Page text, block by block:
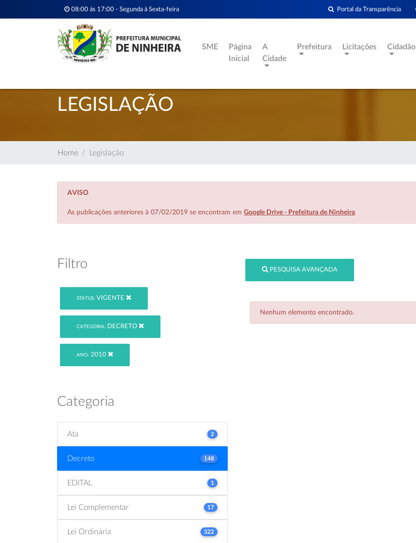
08:00 ás 17:00 - Segunda à Sexta-feira Portal da Transparência
SME
Página
Inicial
A
Cidade
Prefeitura Licitações Cidadão
LEGISLAÇÃO
Home Legislação
AVISO
As publicações anteriores à 07/02/2019 se encontram em Google Drive - Prefeitura de Ninheira
Filtro
STATUS: VIGENTE
CATEGORIA: DECRETO
ANO: 2010
Categoria
Ata 2
Decreto 148
EDITAL 1
Lei Complementar 17
Lei Ordinária 322
PESQUISA AVANÇADA
Nenhum elemento encontrado.